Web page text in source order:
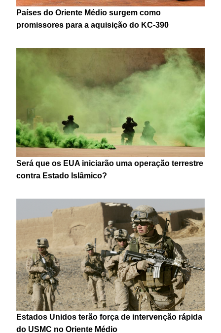
Países do Oriente Médio surgem como
promissores para a aquisição do KC-390
Será que os EUA iniciarão uma operação terrestre
contra Estado Islâmico?
Estados Unidos terão força de intervenção rápida
do USMC no Oriente Médio